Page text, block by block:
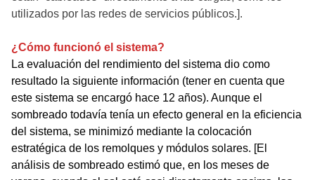
utilizados por las redes de servicios públicos.].
¿Cómo funcionó el sistema?
La evaluación del rendimiento del sistema dio como
resultado la siguiente información (tener en cuenta que
este sistema se encargó hace 12 años). Aunque el
sombreado todavía tenía un efecto general en la eficiencia
del sistema, se minimizó mediante la colocación
estratégica de los remolques y módulos solares. [El
análisis de sombreado estimó que, en los meses de